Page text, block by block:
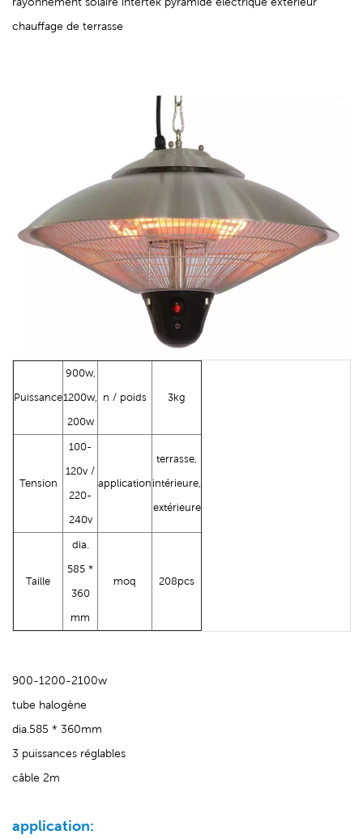
chauffage de terrasse
Puissance
900w,
1200w,
200w
n / poids 3kg
Tension
100-
120v /
220-
240v
application
terrasse,
intérieure,
extérieure
Taille
dia.
585 *
360
mm
moq 208pcs
900-1200-2100w
tube halogène
dia.585 * 360mm
3 puissances réglables
câble 2m
application: